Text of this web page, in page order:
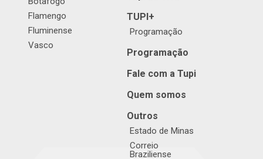
Flamengo
Fluminense
Vasco
TUPI+
Programação
Programação
Fale com a Tupi
Quem somos
Outros
Estado de Minas
Correio
Braziliense